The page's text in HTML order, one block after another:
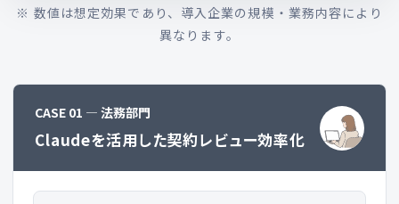
※ 数値は想定効果であり、導入企業の規模・業務内容により
異なります。
CASE 01 ― 法務部門
Claudeを活用した契約レビュー効率化